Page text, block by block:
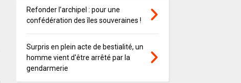
Refonder l’archipel : pour une
confédération des îles souveraines !
Surpris en plein acte de bestialité, un
homme vient d'être arrêté par la
gendarmerie